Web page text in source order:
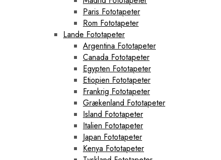
Paris Fototapeter
Rom Fototapeter
Lande Fototapeter
Argentina Fototapeter
Canada Fototapeter
Egypten Fototapeter
Etiopien Fototapeter
Frankrig Fototapeter
Grækenland Fototapeter
Island Fototapeter
Italien Fototapeter
Japan Fototapeter
Kenya Fototapeter